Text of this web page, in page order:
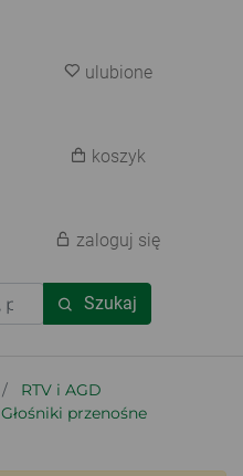
Szukaj
ulubione
koszyk
zaloguj się
RTV i AGD
Głośniki przenośne